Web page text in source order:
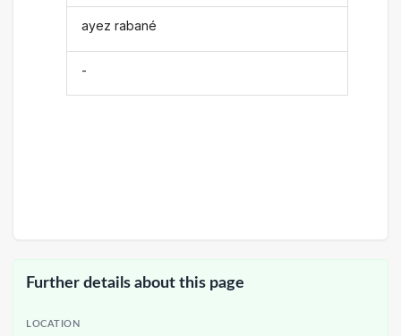
ayez rabané
-
Further details about this page
LOCATION